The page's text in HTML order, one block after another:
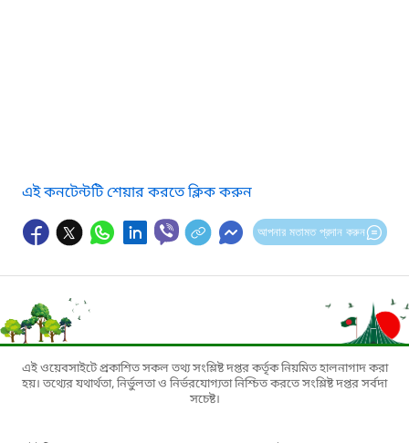
এই কনটেন্টটি শেয়ার করতে ক্লিক করুন
আপনার মতামত প্রদান করুন
এই ওয়েবসাইটে প্রকাশিত সকল তথ্য সংশ্লিষ্ট দপ্তর কর্তৃক নিয়মিত হালনাগাদ করা
হয়। তথ্যের যথার্থতা, নির্ভুলতা ও নির্ভরযোগ্যতা নিশ্চিত করতে সংশ্লিষ্ট দপ্তর সর্বদা
সচেষ্ট।